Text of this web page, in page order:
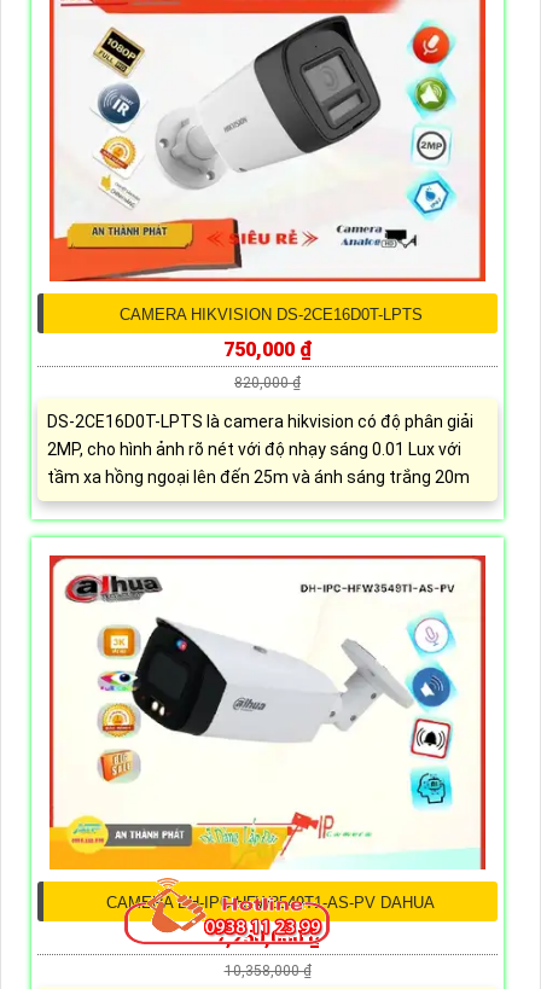
CAMERA HIKVISION DS-2CE16D0T-LPTS
750,000 ₫
820,000 ₫
DS-2CE16D0T-LPTS là camera hikvision có độ phân giải
2MP, cho hình ảnh rõ nét với độ nhạy sáng 0.01 Lux với
tầm xa hồng ngoại lên đến 25m và ánh sáng trắng 20m
CAMERA DH-IPC-HFW3549T1-AS-PV DAHUA
7,250,000 ₫
10,358,000 ₫